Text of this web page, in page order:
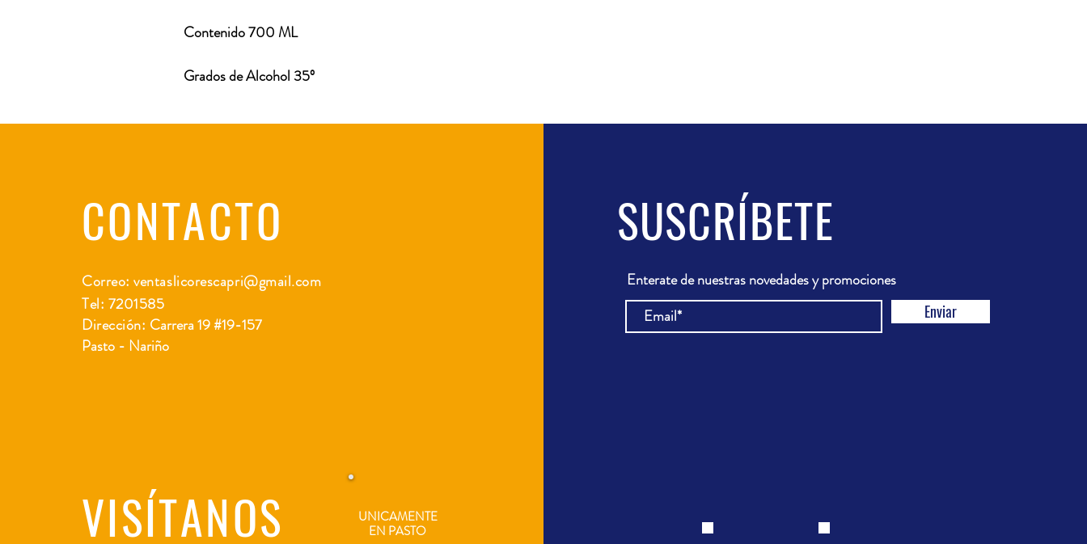
Contenido 700 ML
Grados de Alcohol 35º
CONTACTO
Correo:ventaslicorescapri@gmail.com
Tel: 7201585
Dirección: Carrera 19 #19-157
Pasto - Nariño
SUSCRÍBETE
Enterate de nuestras novedades y promociones
Enviar
VISÍTANOS
UNICAMENTE
EN PASTO